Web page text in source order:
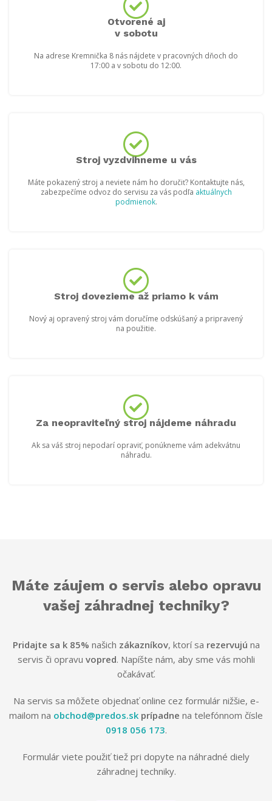
Otvorené aj
v sobotu
Na adrese Kremnička 8 nás nájdete v pracovných dňoch do
17:00 a v sobotu do 12:00.
Stroj vyzdvihneme u vás
Máte pokazený stroj a neviete nám ho doručiť? Kontaktujte nás,
zabezpečíme odvoz do servisu za vás podľa aktuálnych
podmienok.
Stroj dovezieme až priamo k vám
Nový aj opravený stroj vám doručíme odskúšaný a pripravený
na použitie.
Za neopraviteľný stroj nájdeme náhradu
Ak sa váš stroj nepodarí opraviť, ponúkneme vám adekvátnu
náhradu.
Máte záujem o servis alebo opravu
vašej záhradnej techniky?
Pridajte sa k 85% našich zákazníkov, ktorí sa rezervujú na
servis či opravu vopred. Napíšte nám, aby sme vás mohli
očakávať.
Na servis sa môžete objednať online cez formulár nižšie, e-
mailom na obchod@predos.sk prípadne na telefónnom čísle
0918 056 173.
Formulár viete použiť tiež pri dopyte na náhradné diely
záhradnej techniky.